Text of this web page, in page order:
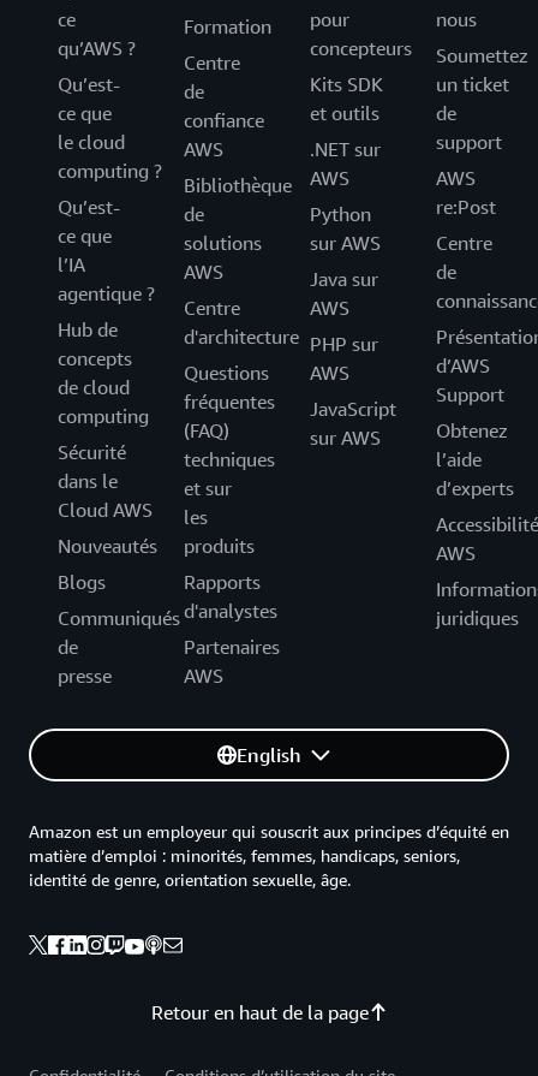
ce
qu’AWS ?
Qu’est-
ce que
le cloud
computing ?
Qu’est-
ce que
l’IA
agentique ?
Hub de
concepts
de cloud
computing
Sécurité
dans le
Cloud AWS
Nouveautés
Blogs
Communiqués
de
presse
Formation
Centre
de
confiance
AWS
Bibliothèque
de
solutions
AWS
Centre
d'architecture
Questions
fréquentes
(FAQ)
techniques
et sur
les
produits
Rapports
d'analystes
Partenaires
AWS
pour
concepteurs
Kits SDK
et outils
.NET sur
AWS
Python
sur AWS
Java sur
AWS
PHP sur
AWS
JavaScript
sur AWS
nous
Soumettez
un ticket
de
support
AWS
re:Post
Centre
de
d’AWS
Support
Obtenez
l’aide
d’experts
Accessibilité
AWS
juridiques
English
Retour en haut de la page
Amazon est un employeur qui souscrit aux principes d’équité en
matière d’emploi : minorités, femmes, handicaps, seniors,
identité de genre, orientation sexuelle, âge.